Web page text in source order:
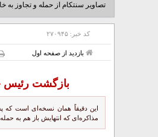
تصاویر سنتکام از حمله و تجاوز به
کد خبر: ۲۷۰۹۴۵
بازدید از صفحه اول
بازگشت رئیس
این دقیقاً همان نسخه‌ای است که
مذاکره‌ای که انتهایش باز هم به